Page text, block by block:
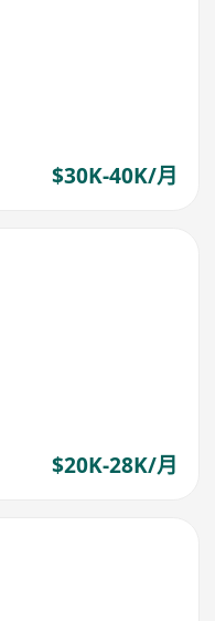
$30K-40K/月
$20K-28K/月